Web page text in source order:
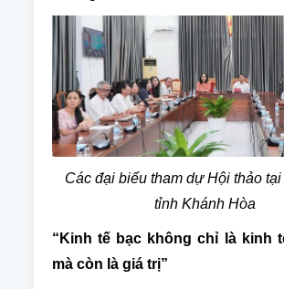
Các đại biểu tham dự Hội thảo
tỉnh Khánh Hòa
“Kinh tế bạc không chỉ là kinh
mà còn là giá trị”